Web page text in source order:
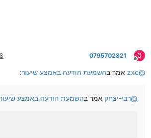
0
מנותק
0795702821
18
@
zxc אמר בהשמעת הודעה באמצע שיעור:
@רבי-יצחק אמר בהשמעת הודעה באמצע